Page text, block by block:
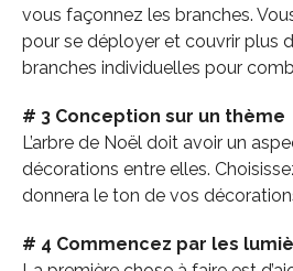
vous façonnez les branches.
pour se déployer et couvrir plus
branches individuelles pour
# 3 Conception sur un thème
L’arbre de Noël doit avoir un
décorations entre elles.
donnera le ton de vos
# 4 Commencez par les